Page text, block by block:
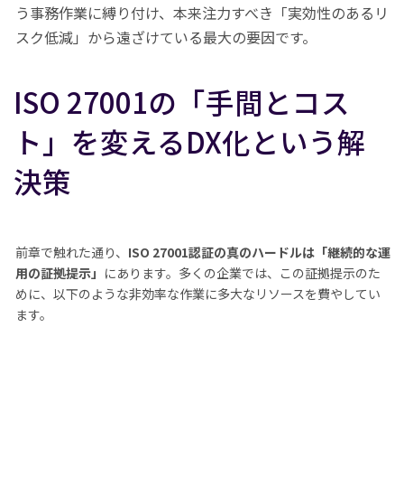
う事務作業に縛り付け、本来注力すべき「実効性のあるリ
スク低減」から遠ざけている最大の要因です。
ISO 27001の「手間とコス
ト」を変えるDX化という解
決策
前章で触れた通り、 ISO 27001認証の真のハードルは「継続的な運
用の証拠提示」 にあります。多くの企業では、この証拠提示のた
めに、以下のような非効率な作業に多大なリソースを費やしてい
ます。